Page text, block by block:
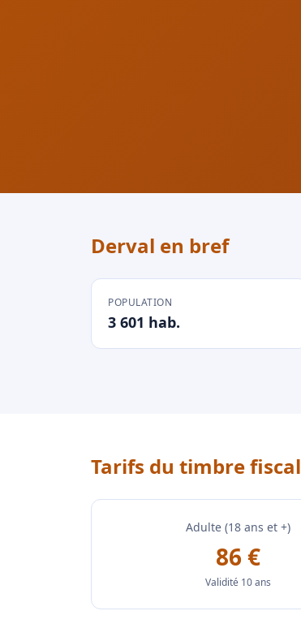
Derval en bref
POPULATION
3 601 hab.
Tarifs du timbre fiscal
Adulte (18 ans et +)
86 €
Validité 10 ans